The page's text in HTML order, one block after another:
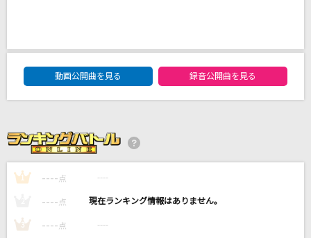
とくべチュ、して
[生音]語りつぐ愛に
薬師丸ひろ子
ホログラム
NICO Touches the Walls
DAM★ともボーカルエントリーランキング
動画公開曲を見る
録音公開曲を見る
1 ---- 点 ----
---- 点 ----
3 ---- 点 ----